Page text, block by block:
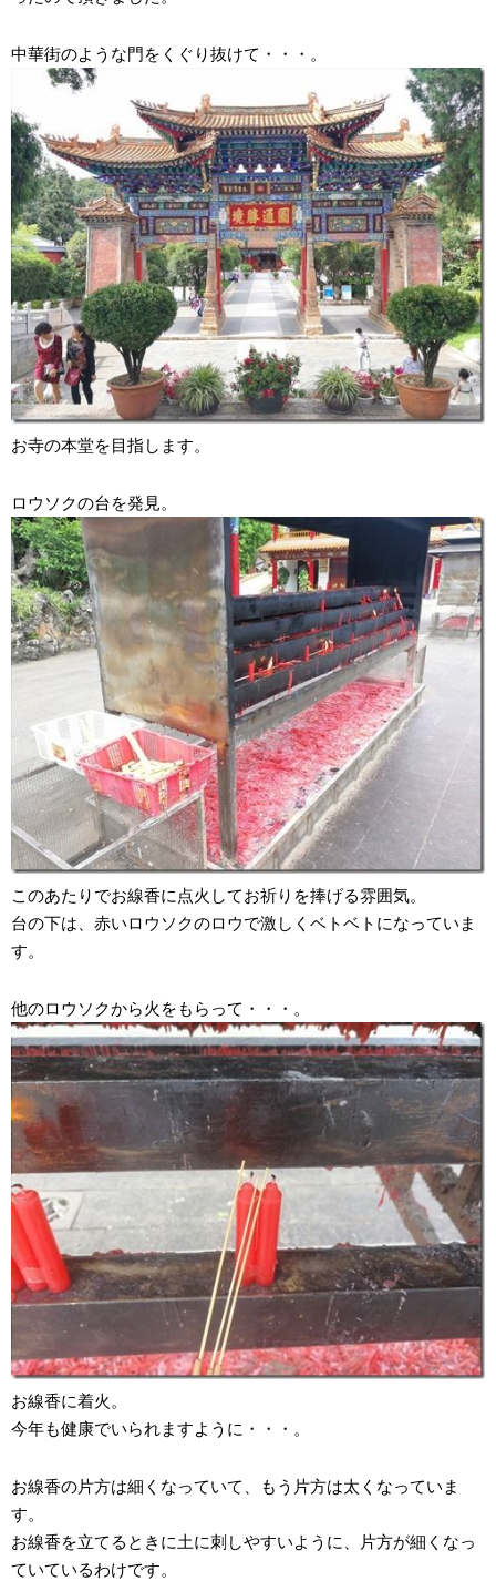
中華街のような門をくぐり抜けて・・・。
お寺の本堂を目指します。
ロウソクの台を発見。
このあたりでお線香に点火してお祈りを捧げる雰囲気。
台の下は、赤いロウソクのロウで激しくベトベトになっていま
す。
他のロウソクから火をもらって・・・。
お線香に着火。
今年も健康でいられますように・・・。
お線香の片方は細くなっていて、もう片方は太くなっていま
す。
お線香を立てるときに土に刺しやすいように、片方が細くなっ
ていているわけです。